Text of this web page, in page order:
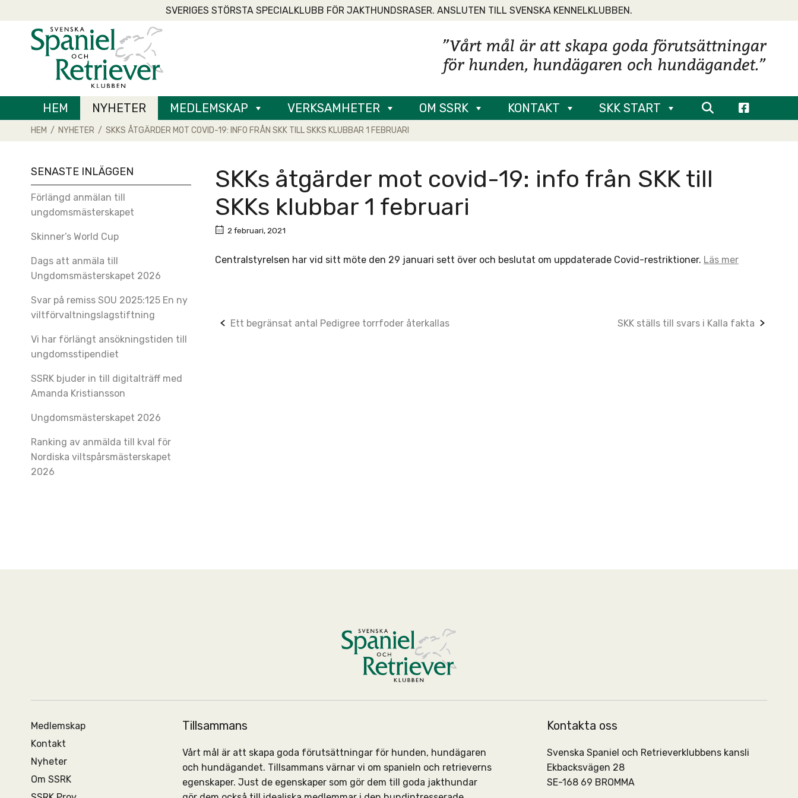
to
content
SVERIGES STÖRSTA SPECIALKLUBB FÖR JAKTHUNDSRASER. ANSLUTEN TILL SVENSKA KENNELKLUBBEN.
Home
HEM NYHETER MEDLEMSKAP VERKSAMHETER OM SSRK KONTAKT SKK START
HEM / NYHETER / SKKS ÅTGÄRDER MOT COVID-19: INFO FRÅN SKK TILL SKKS KLUBBAR 1 FEBRUARI
SKKs åtgärder mot covid-19: info från SKK till
SKKs klubbar 1 februari
2 februari, 2021
Centralstyrelsen har vid sitt möte den 29 januari sett över och beslutat om uppdaterade Covid-restriktioner. Läs mer
Post
Ett begränsat antal Pedigree torrfoder återkallas SKK ställs till svars i Kalla fakta
SENASTE INLÄGGEN
Förlängd anmälan till
ungdomsmästerskapet
Skinner’s World Cup
Dags att anmäla till
Ungdomsmästerskapet 2026
Svar på remiss SOU 2025:125 En ny
viltförvaltningslagstiftning
Vi har förlängt ansökningstiden till
ungdomsstipendiet
SSRK bjuder in till digitalträff med
Amanda Kristiansson
Ungdomsmästerskapet 2026
Ranking av anmälda till kval för
Nordiska viltspårsmästerskapet
2026
Medlemskap
Kontakt
Nyheter
Om SSRK
Tillsammans
Vårt mål är att skapa goda förutsättningar för hunden, hundägaren
och hundägandet. Tillsammans värnar vi om spanieln och retrieverns
egenskaper. Just de egenskaper som gör dem till goda jakthundar
Kontakta oss
Svenska Spaniel och Retrieverklubbens kansli
Ekbacksvägen 28
SE-168 69 BROMMA